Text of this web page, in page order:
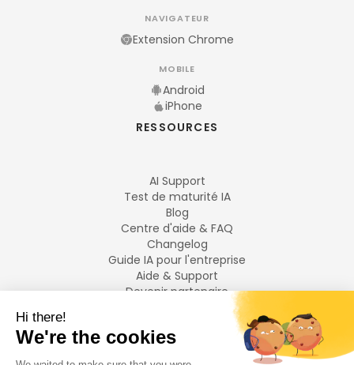
NAVIGATEUR
Extension Chrome
MOBILE
Android
iPhone
RESSOURCES
AI Support
Test de maturité IA
Blog
Centre d'aide & FAQ
Changelog
Guide IA pour l'entreprise
Aide & Support
Devenir partenaire
LANGUES